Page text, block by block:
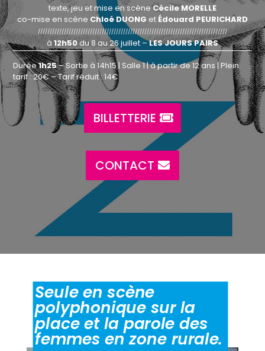
texte, jeu et mise en scène Cécile MORELLE
co-mise en scène Chloé DUONG et Édouard PEURICHARD
////////////////////////////////////////////////////////////////////////////////
à12h50du 8 au 26 juillet –LES JOURS PAIRS
Durée1h25– Sortie à 14h15 | Salle 1 | à partir de 12 ans | Plein
tarif : 20€ – Tarif réduit : 14€
BILLETTERIE
CONTACT
Seule en scène
polyphonique sur la
place et la parole des
femmes en zone rurale.